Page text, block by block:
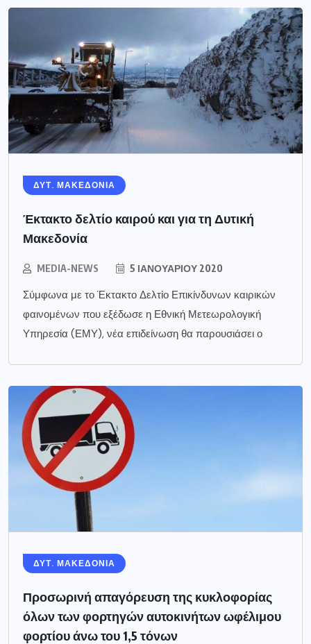
ΔΥΤ. ΜΑΚΕΔΟΝΙΑ
Έκτακτο δελτίο καιρού και για τη Δυτική
Μακεδονία
MEDIA-NEWS 5 ΙΑΝΟΥΑΡΊΟΥ 2020
Σύμφωνα με το Έκτακτο Δελτίο Επικίνδυνων καιρικών
φαινομένων που εξέδωσε η Εθνική Μετεωρολογική
Υπηρεσία (ΕΜΥ), νέα επιδείνωση θα παρουσιάσει ο
ΔΥΤ. ΜΑΚΕΔΟΝΙΑ
Προσωρινή απαγόρευση της κυκλοφορίας
όλων των φορτηγών αυτοκινήτων ωφέλιμου
φορτίου άνω του 1,5 τόνων